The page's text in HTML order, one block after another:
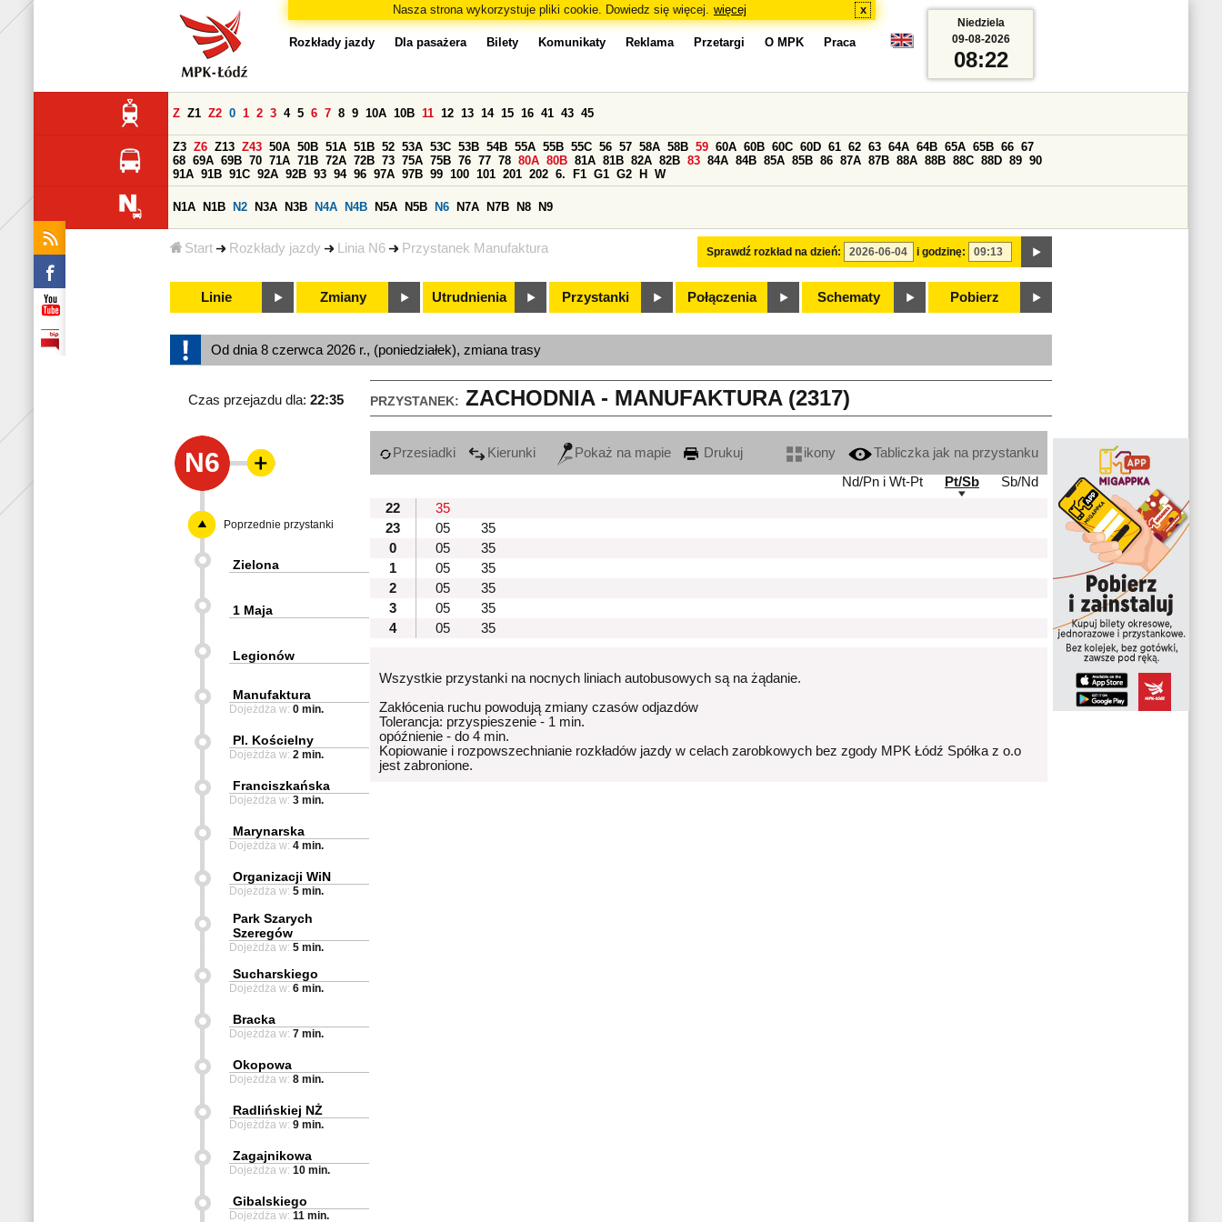
Nasza strona wykorzystuje pliki cookie. Dowiedz się więcej. więcej x
Start Rozkłady jazdy Linia N6 Przystanek Manufaktura
Rozkłady jazdy Dla pasażera Bilety Komunikaty Reklama Przetargi O MPK Praca
Sprawdź rozkład na dzień: i godzinę:
Z Z1 Z2 0 1 2 3 4 5 6 7 8 9 10A 10B 11 12 13 14 15 16 41 43 45
Z3 Z6 Z13 Z43 50A 50B 51A 51B 52 53A 53C 53B 54B 55A 55B 55C 56 57 58A 58B 59 60A 60B 60C 60D 61 62 63 64A 64B 65A 65B 66 67
68 69A 69B 70 71A 71B 72A 72B 73 75A 75B 76 77 78 80A 80B 81A 81B 82A 82B 83 84A 84B 85A 85B 86 87A 87B 88A 88B 88C 88D 89 90
91A 91B 91C 92A 92B 93 94 96 97A 97B 99 100 101 201 202 6. F1 G1 G2 H W
N1A N1B N2 N3A N3B N4A N4B N5A N5B N6 N7A N7B N8 N9
Linie Zmiany Utrudnienia Przystanki Połączenia Schematy Pobierz
Niedziela
09-08-2026
08:22
Od dnia 8 czerwca 2026 r., (poniedziałek), zmiana trasy
PRZYSTANEK: ZACHODNIA - MANUFAKTURA (2317)
Czas przejazdu dla: 22:35
N6 Przesiadki Kierunki Pokaż na mapie Drukuj ikony
Tabliczka jak na przystanku
Nd/Pn i Wt-Pt
Pt/Sb
Sb/Nd
22
35
23
05
35
0
05
35
1
05
35
2
05
35
3
05
35
4
05 35
Wszystkie przystanki na nocnych liniach autobusowych są na żądanie.
Zakłócenia ruchu powodują zmiany czasów odjazdów
Tolerancja: przyspieszenie - 1 min.
opóźnienie - do 4 min.
Kopiowanie i rozpowszechnianie rozkładów jazdy w celach zarobkowych bez zgody MPK Łódź Spółka z o.o
jest zabronione.
Poprzednie przystanki
Zielona
1 Maja
Legionów
Manufaktura
Dojeżdża w: 0 min.
Pl. Kościelny
Dojeżdża w: 2 min.
Franciszkańska
Dojeżdża w: 3 min.
Marynarska
Dojeżdża w: 4 min.
Organizacji WiN
Dojeżdża w: 5 min.
Park Szarych
Szeregów
Dojeżdża w: 5 min.
Sucharskiego
Dojeżdża w: 6 min.
Bracka
Dojeżdża w: 7 min.
Okopowa
Dojeżdża w: 8 min.
Radlińskiej NŻ
Dojeżdża w: 9 min.
Zagajnikowa
Dojeżdża w: 10 min.
Gibalskiego
Dojeżdża w: 11 min.